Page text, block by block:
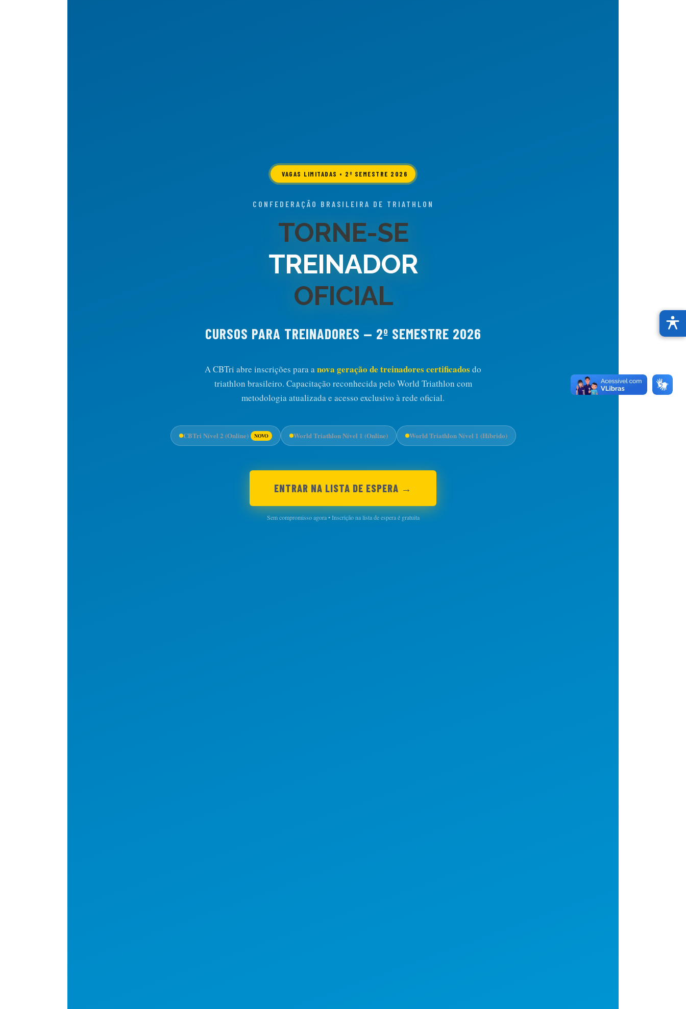
VAGAS LIMITADAS • 2º SEMESTRE 2026
CONFEDERAÇÃO BRASILEIRA DE TRIATHLON
TORNE-SE
TREINADOR
OFICIAL
CURSOS PARA TREINADORES — 2º SEMESTRE 2026
A CBTri abre inscrições para anova geração de treinadores certificados do
triathlon brasileiro. Capacitação reconhecida pelo World Triathlon com
metodologia atualizada e acesso exclusivo à rede oficial.
CBTri Nível 2 (Online) NOVO World Triathlon Nível 1 (Online) World Triathlon Nível 1 (Híbrido)
ENTRAR NA LISTA DE ESPERA →
Sem compromisso agora • Inscrição na lista de espera é gratuita